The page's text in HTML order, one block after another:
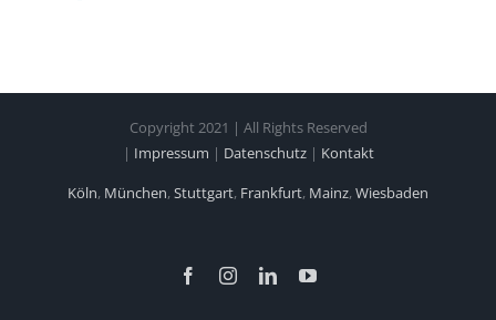
Copyright 2021 | All Rights Reserved
| Impressum | Datenschutz| Kontakt
Köln, München,Stuttgart, Frankfurt, Mainz,Wiesbaden
FacebookInstagramLinkedInYouTube